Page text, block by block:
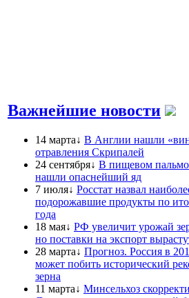
Важнейшие новости
14 марта↓ В Англии нашли
отравления Скрипалей
24 сентября↓ В пищевом
нашли опаснейший яд
7 июля↓ Росстат назвал
подорожавшие продукты по
года
18 мая↓ РФ увеличит урожай
но поставки на экспорт
28 марта↓ Прогноз. Россия в
может побить исторический
зерна
11 марта↓ Минсельхоз